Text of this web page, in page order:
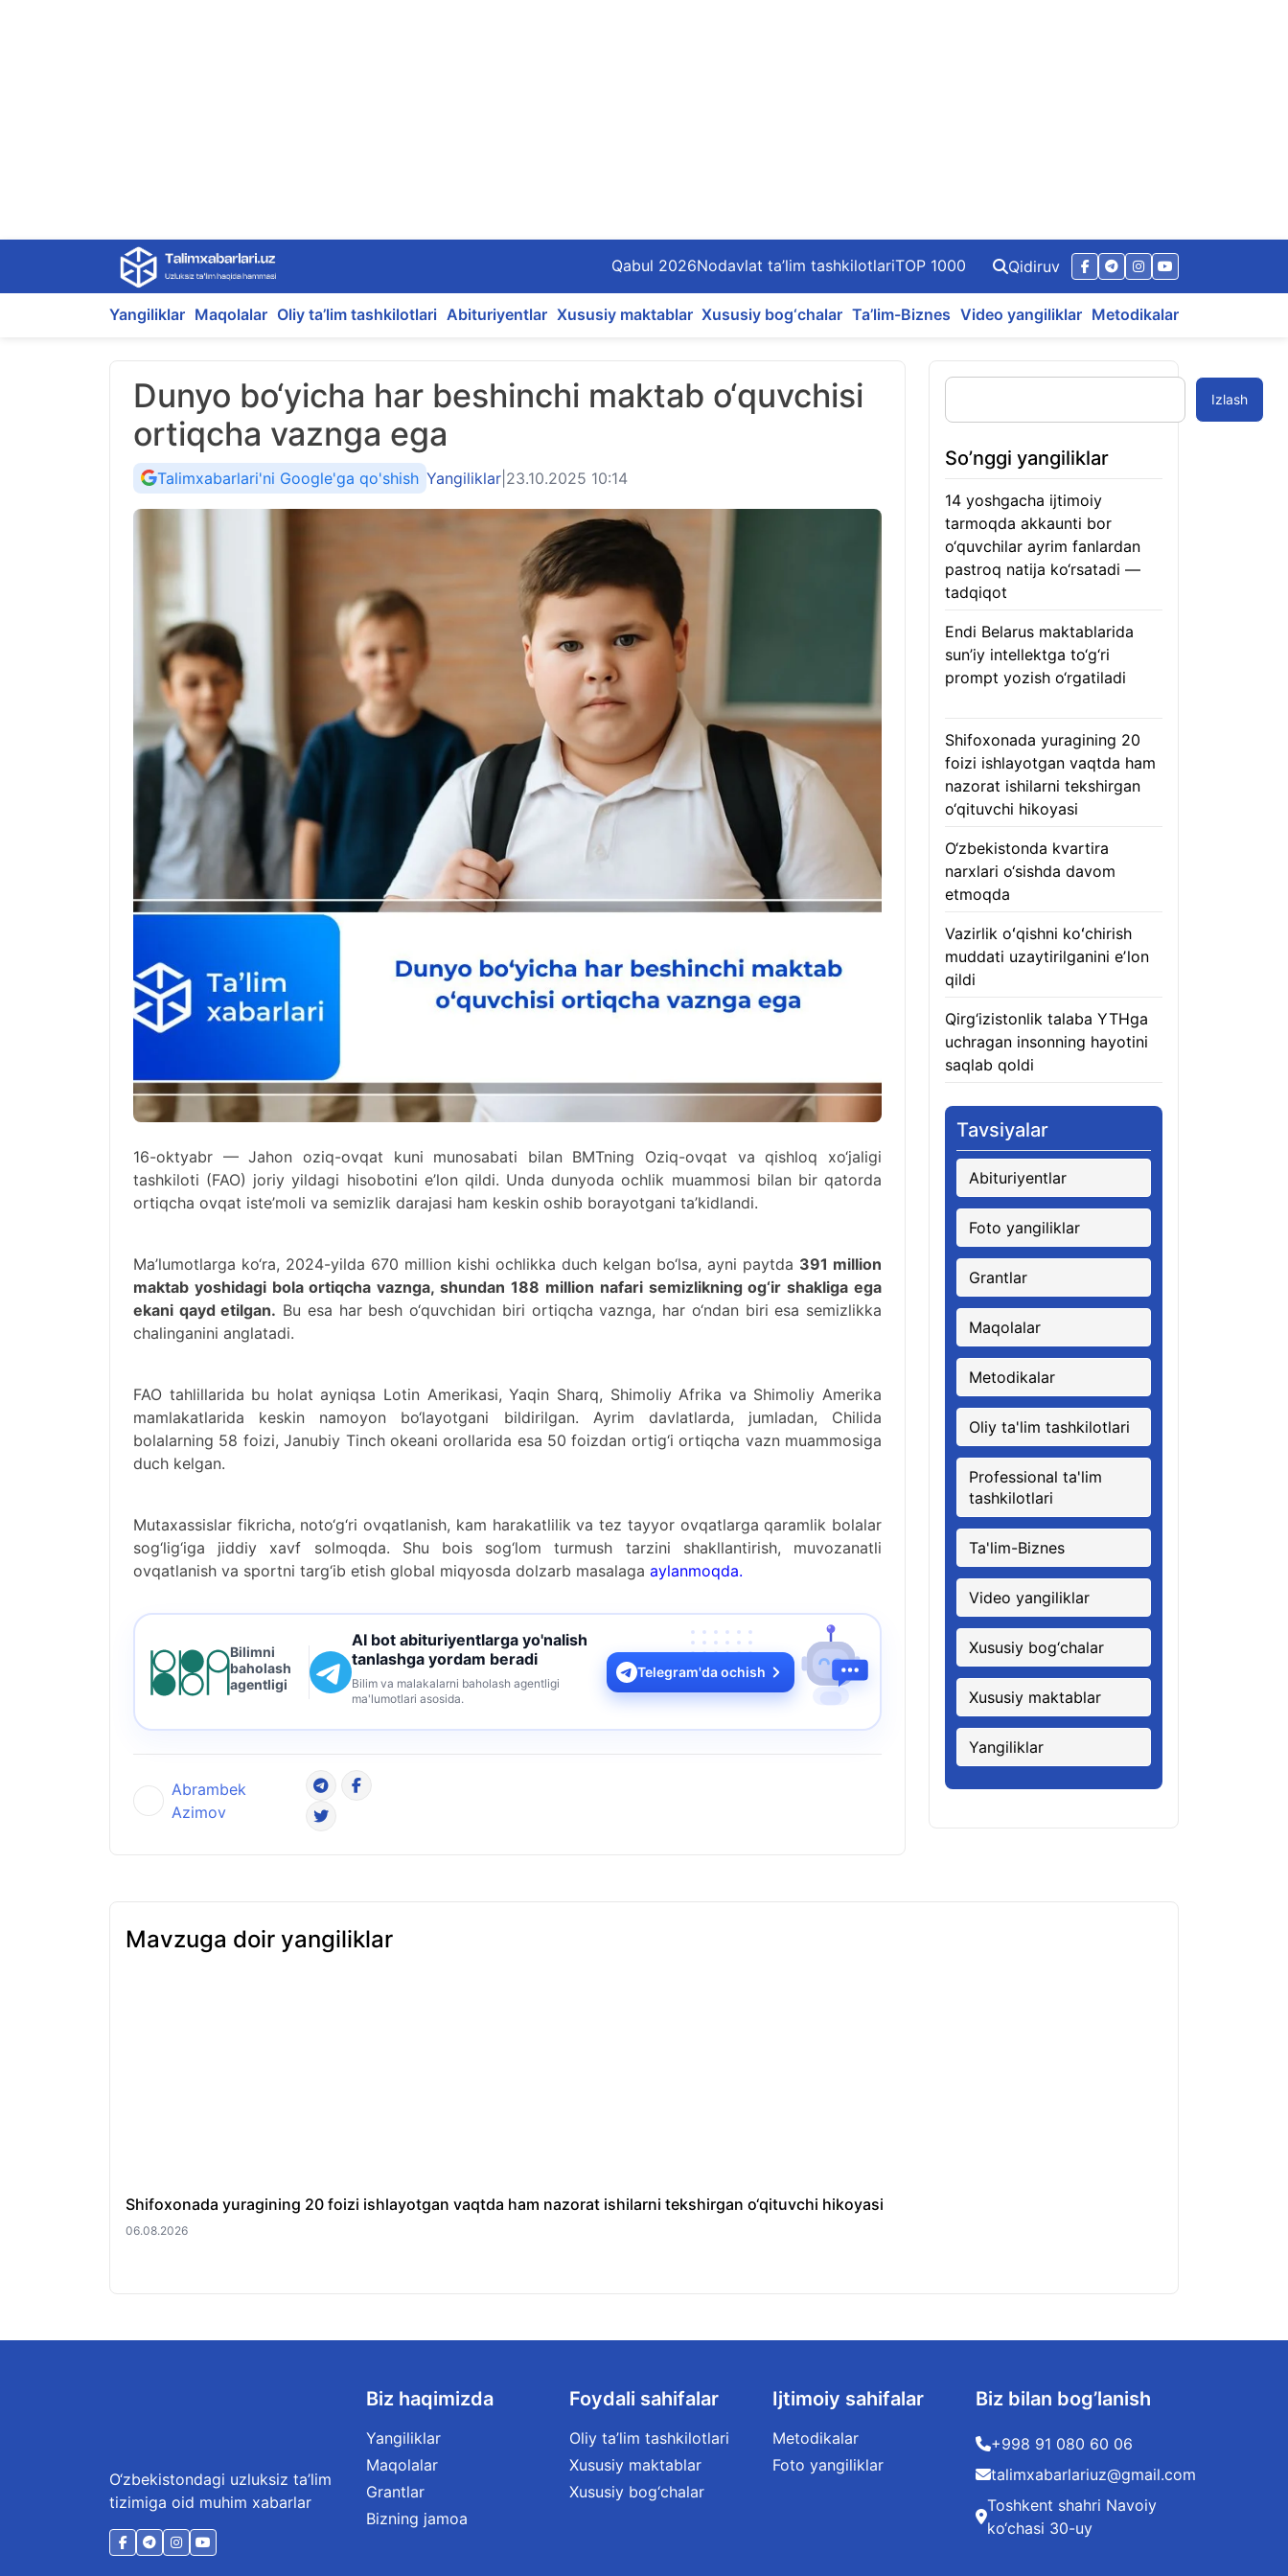
content
Qabul 2026Nodavlat ta’lim tashkilotlariTOP 1000 Qidiruv
Yangiliklar Maqolalar Oliy ta’lim tashkilotlari Abituriyentlar Xususiy maktablar Xususiy bog‘chalar Ta’lim-Biznes Video yangiliklar Metodikalar
Dunyo bo‘yicha har beshinchi maktab o‘quvchisi
ortiqcha vaznga ega
Talimxabarlari'ni Google'ga qo'shish Yangiliklar 23.10.2025 10:14
16-oktyabr — Jahon oziq-ovqat kuni munosabati bilan BMTning Oziq-ovqat va qishloq xo‘jaligi
tashkiloti (FAO) joriy yildagi hisobotini e’lon qildi. Unda dunyoda ochlik muammosi bilan bir qatorda
ortiqcha ovqat iste’moli va semizlik darajasi ham keskin oshib borayotgani ta’kidlandi.
Ma’lumotlarga ko‘ra, 2024-yilda 670 million kishi ochlikka duch kelgan bo‘lsa, ayni paytda 391 million
maktab yoshidagi bola ortiqcha vaznga, shundan 188 million nafari semizlikning og‘ir shakliga ega
ekani qayd etilgan. Bu esa har besh o‘quvchidan biri ortiqcha vaznga, har o‘ndan biri esa semizlikka
chalinganini anglatadi.
FAO tahlillarida bu holat ayniqsa Lotin Amerikasi, Yaqin Sharq, Shimoliy Afrika va Shimoliy Amerika
mamlakatlarida keskin namoyon bo‘layotgani bildirilgan. Ayrim davlatlarda, jumladan, Chilida
bolalarning 58 foizi, Janubiy Tinch okeani orollarida esa 50 foizdan ortig‘i ortiqcha vazn muammosiga
duch kelgan.
Mutaxassislar fikricha, noto‘g‘ri ovqatlanish, kam harakatlilik va tez tayyor ovqatlarga qaramlik bolalar
sog‘lig‘iga jiddiy xavf solmoqda. Shu bois sog‘lom turmush tarzini shakllantirish, muvozanatli
ovqatlanish va sportni targ‘ib etish global miqyosda dolzarb masalaga aylanmoqda.
Bilimni
baholash
agentligi
AI bot abituriyentlarga yo'nalish
tanlashga yordam beradi
Bilim va malakalarni baholash agentligi
ma'lumotlari asosida.
Telegram'da ochish
Abrambek
Azimov
Izlash
So’nggi yangiliklar
14 yoshgacha ijtimoiy
tarmoqda akkaunti bor
o‘quvchilar ayrim fanlardan
pastroq natija ko‘rsatadi —
tadqiqot
Endi Belarus maktablarida
sun’iy intellektga to‘g‘ri
prompt yozish o‘rgatiladi
Shifoxonada yuragining 20
foizi ishlayotgan vaqtda ham
nazorat ishilarni tekshirgan
o‘qituvchi hikoyasi
O‘zbekistonda kvartira
narxlari o‘sishda davom
etmoqda
Vazirlik oʻqishni koʻchirish
muddati uzaytirilganini eʼlon
qildi
Qirg‘izistonlik talaba YTHga
uchragan insonning hayotini
saqlab qoldi
Tavsiyalar
Abituriyentlar
Foto yangiliklar
Grantlar
Maqolalar
Metodikalar
Oliy ta'lim tashkilotlari
Professional ta'lim
tashkilotlari
Ta'lim-Biznes
Video yangiliklar
Xususiy bog‘chalar
Xususiy maktablar
Yangiliklar
Mavzuga doir yangiliklar
Shifoxonada yuragining 20 foizi ishlayotgan vaqtda ham nazorat ishilarni tekshirgan o‘qituvchi hikoyasi
06.08.2026
O‘zbekistondagi uzluksiz ta’lim
tizimiga oid muhim xabarlar
Biz haqimizda
Yangiliklar
Maqolalar
Grantlar
Bizning jamoa
Foydali sahifalar
Oliy ta’lim tashkilotlari
Xususiy maktablar
Xususiy bog‘chalar
Ijtimoiy sahifalar
Metodikalar
Foto yangiliklar
Biz bilan bog’lanish
+998 91 080 60 06
talimxabarlariuz@gmail.com
Toshkent shahri Navoiy
ko‘chasi 30-uy